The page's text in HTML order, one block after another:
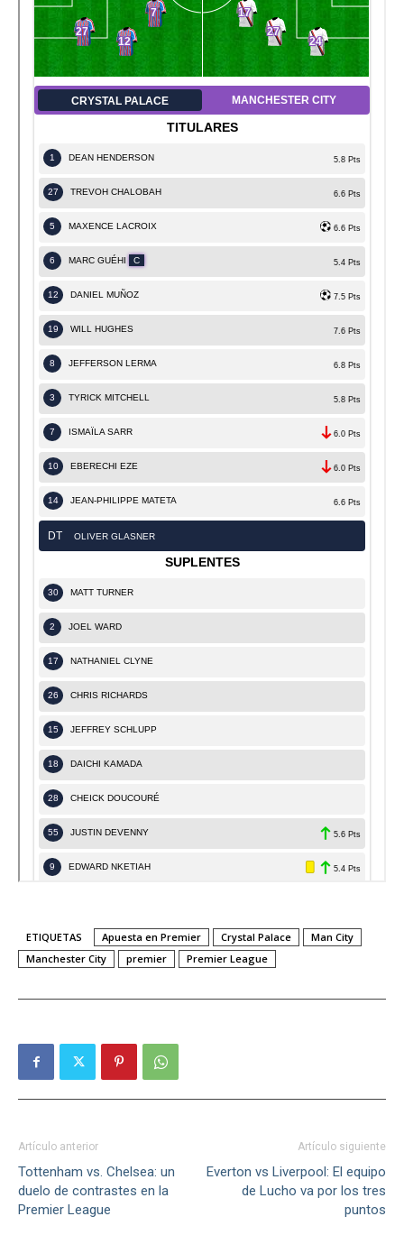
ETIQUETAS Apuesta en Premier Crystal Palace
Man City
Manchester City
premier Premier League
Artículo anterior
Tottenham vs. Chelsea: un
duelo de contrastes en la
Premier League
Artículo siguiente
Everton vs Liverpool: El equipo
de Lucho va por los tres
puntos